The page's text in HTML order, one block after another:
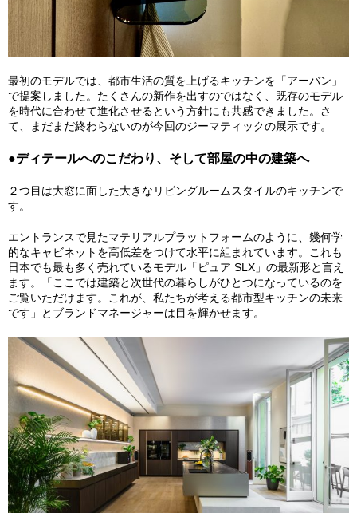
最初のモデルでは、都市生活の質を上げるキッチンを「アーバン」
で提案しました。たくさんの新作を出すのではなく、既存のモデル
を時代に合わせて進化させるという方針にも共感できました。さ
て、まだまだ終わらないのが今回のジーマティックの展示です。
●ディテールへのこだわり、そして部屋の中の建築へ
２つ目は大窓に面した大きなリビングルームスタイルのキッチンで
す。
エントランスで見たマテリアルプラットフォームのように、幾何学
的なキャビネットを高低差をつけて水平に組まれています。これも
日本でも最も多く売れているモデル「ピュア SLX」の最新形と言え
ます。「ここでは建築と次世代の暮らしがひとつになっているのを
ご覧いただけます。これが、私たちが考える都市型キッチンの未来
です」とブランドマネージャーは目を輝かせます。